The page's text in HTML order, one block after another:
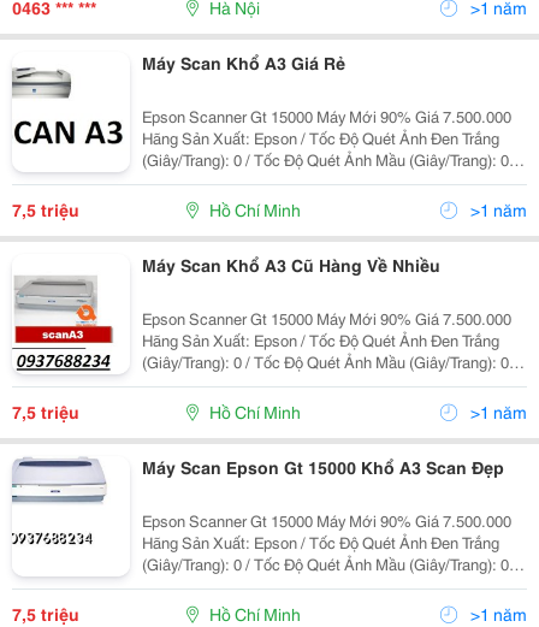
0463 *** *** Hà Nội >1 năm
Máy Scan Khổ A3 Giá Rẻ
Epson Scanner Gt 15000 Máy Mới 90% Giá 7.500.000
Hãng Sản Xuất: Epson / Tốc Độ Quét Ảnh Đen Trắng
(Giây/Trang): 0 / Tốc Độ Quét Ảnh Mầu (Giây/Trang): 0 /
Hỗ Trợ Giấy: A3/ Độ Phân Giải Quang Học: 600X600Dpi
/ Độ Phân Giải Tối Đa: 9600X9600Dpi /
7,5 triệu Hồ Chí Minh >1 năm
Máy Scan Khổ A3 Cũ Hàng Về Nhiều
Epson Scanner Gt 15000 Máy Mới 90% Giá 7.500.000
Hãng Sản Xuất: Epson / Tốc Độ Quét Ảnh Đen Trắng
(Giây/Trang): 0 / Tốc Độ Quét Ảnh Mầu (Giây/Trang): 0 /
Hỗ Trợ Giấy: A3/ Độ Phân Giải Quang Học: 600X600Dpi
/ Độ Phân Giải Tối Đa: 9600X9600Dpi /
7,5 triệu Hồ Chí Minh >1 năm
Máy Scan Epson Gt 15000 Khổ A3 Scan Đẹp
Epson Scanner Gt 15000 Máy Mới 90% Giá 7.500.000
Hãng Sản Xuất: Epson / Tốc Độ Quét Ảnh Đen Trắng
(Giây/Trang): 0 / Tốc Độ Quét Ảnh Mầu (Giây/Trang): 0 /
Hỗ Trợ Giấy: A3/ Độ Phân Giải Quang Học: 600X600Dpi
/ Độ Phân Giải Tối Đa: 9600X9600Dpi /
7,5 triệu Hồ Chí Minh >1 năm